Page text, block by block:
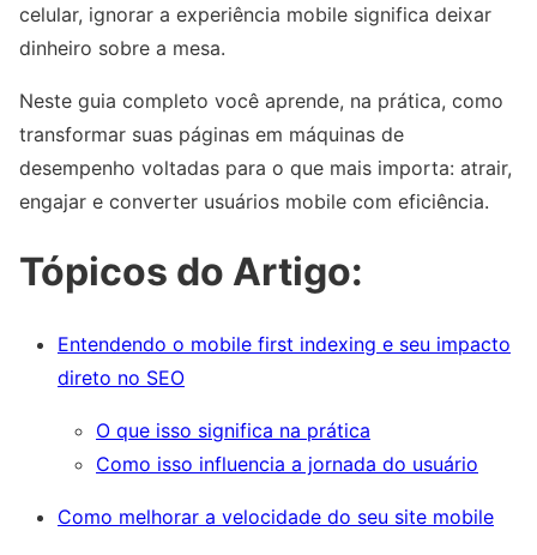
celular, ignorar a experiência mobile significa deixar
dinheiro sobre a mesa.
Neste guia completo você aprende, na prática, como
transformar suas páginas em máquinas de
desempenho voltadas para o que mais importa: atrair,
engajar e converter usuários mobile com eficiência.
Tópicos do Artigo:
Entendendo o mobile first indexing e seu impacto
direto no SEO
O que isso significa na prática
Como isso influencia a jornada do usuário
Como melhorar a velocidade do seu site mobile